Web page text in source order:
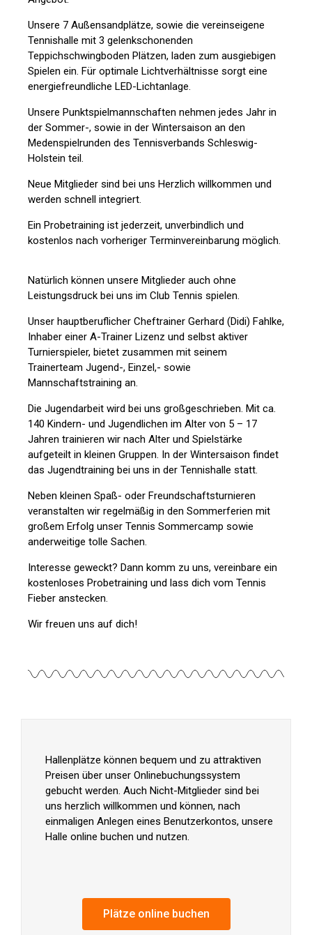
Unsere 7 Außensandplätze, sowie die vereinseigene
Tennishalle mit 3 gelenkschonenden
Teppichschwingboden Plätzen, laden zum ausgiebigen
Spielen ein. Für optimale Lichtverhältnisse sorgt eine
energiefreundliche LED-Lichtanlage.
Unsere Punktspielmannschaften nehmen jedes Jahr in
der Sommer-, sowie in der Wintersaison an den
Medenspielrunden des Tennisverbands Schleswig-
Holstein teil.
Neue Mitglieder sind bei uns Herzlich willkommen und
werden schnell integriert.
Ein Probetraining ist jederzeit, unverbindlich und
kostenlos nach vorheriger Terminvereinbarung möglich.
Natürlich können unsere Mitglieder auch ohne
Leistungsdruck bei uns im Club Tennis spielen.
Unser hauptberuflicher Cheftrainer Gerhard (Didi) Fahlke,
Inhaber einer A-Trainer Lizenz und selbst aktiver
Turnierspieler, bietet zusammen mit seinem
Trainerteam Jugend-, Einzel,- sowie
Mannschaftstraining an.
Die Jugendarbeit wird bei uns großgeschrieben. Mit ca.
140 Kindern- und Jugendlichen im Alter von 5 – 17
Jahren trainieren wir nach Alter und Spielstärke
aufgeteilt in kleinen Gruppen. In der Wintersaison findet
das Jugendtraining bei uns in der Tennishalle statt.
Neben kleinen Spaß- oder Freundschaftsturnieren
veranstalten wir regelmäßig in den Sommerferien mit
großem Erfolg unser Tennis Sommercamp sowie
anderweitige tolle Sachen.
Interesse geweckt? Dann komm zu uns, vereinbare ein
kostenloses Probetraining und lass dich vom Tennis
Fieber anstecken.
Wir freuen uns auf dich!
Hallenplätze können bequem und zu attraktiven
Preisen über unser Onlinebuchungssystem
gebucht werden. Auch Nicht-Mitglieder sind bei
uns herzlich willkommen und können, nach
einmaligen Anlegen eines Benutzerkontos, unsere
Halle online buchen und nutzen.
Plätze online buchen